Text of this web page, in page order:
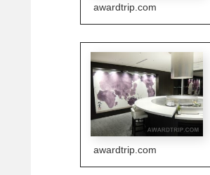
awardtrip.com
awardtrip.com